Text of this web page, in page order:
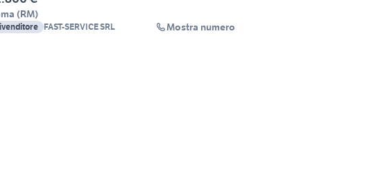
(RM)
FAST-SERVICE SRL Mostra numero